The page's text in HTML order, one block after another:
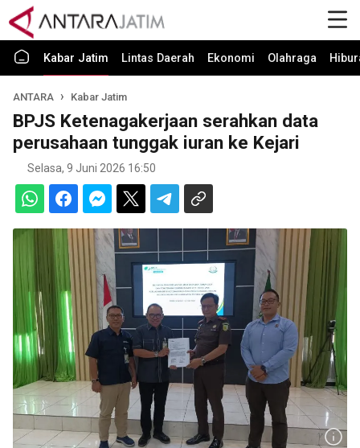
Kabar Jatim Lintas Daerah Ekonomi Olahraga
ANTARA Kabar Jatim
BPJS Ketenagakerjaan serahkan data
perusahaan tunggak iuran ke Kejari
Selasa, 9 Juni 2026 16:50